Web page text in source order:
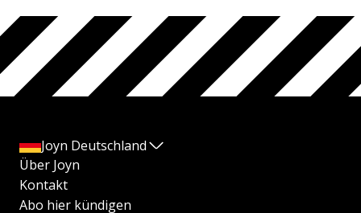
Joyn Deutschland
Über Joyn
Kontakt
Abo hier kündigen